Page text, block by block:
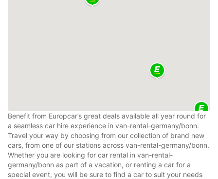
Benefit from Europcar’s great deals available all year round for
a seamless car hire experience in van-rental-germany/bonn.
Travel your way by choosing from our collection of brand new
cars, from one of our stations across van-rental-germany/bonn.
Whether you are looking for car rental in van-rental-
germany/bonn as part of a vacation, or renting a car for a
special event, you will be sure to find a car to suit your needs